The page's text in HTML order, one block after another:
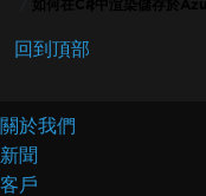
如何在C#中渲染儲存於
回到頂部
關於我們
新聞
客戶